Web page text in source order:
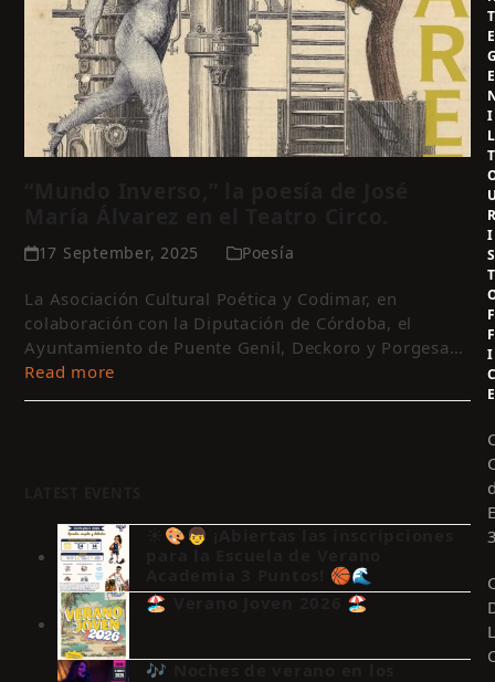
17 September, 2025 Poesía
La Asociación Cultural Poética y Codimar, en
colaboración con la Diputación de Córdoba, el
Ayuntamiento de Puente Genil, Deckoro y Porgesa…
Read more
☀️🎨👦 ¡Abiertas las inscripciones
Academia 3 Puntos! 🏀🌊
🏖️ Verano Joven 2026 🏖️
🎶 Noches de verano en los
T
E
E
I
L
T
I
S
T
F
F
I
E